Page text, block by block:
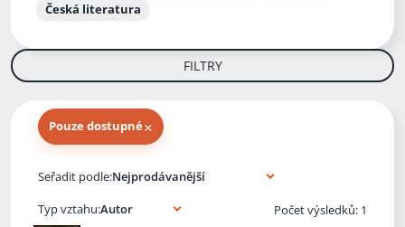
Česká literatura
FILTRY
Pouze dostupné×
Seřadit podle:
Typ vztahu:
Počet výsledků: 1